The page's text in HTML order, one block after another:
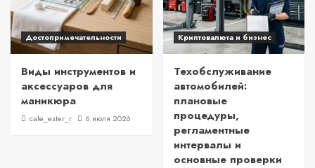
Достопримечательности
Виды инструментов и
аксессуаров для
маникюра
cafe_ester_r 6 июля 2026
Криптовалюта и бизнес
Техобслуживание
автомобилей:
плановые
процедуры,
регламентные
интервалы и
основные проверки